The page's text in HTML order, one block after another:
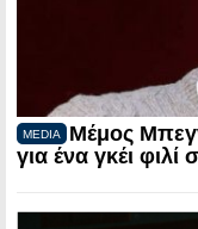
MEDIA
Μέμος
για ένα γκέι